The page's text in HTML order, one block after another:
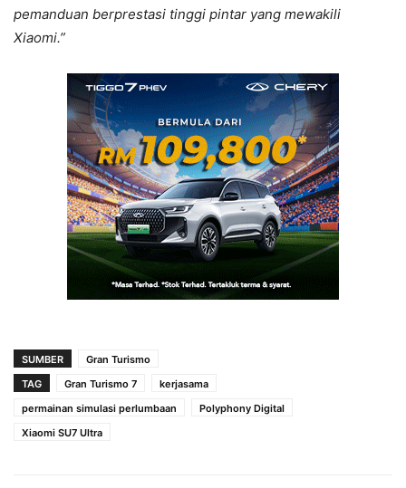
pemanduan berprestasi tinggi pintar yang mewakili
Xiaomi.”
SUMBER
Gran Turismo
TAG
Gran Turismo 7
kerjasama
permainan simulasi perlumbaan
Polyphony Digital
Xiaomi SU7 Ultra